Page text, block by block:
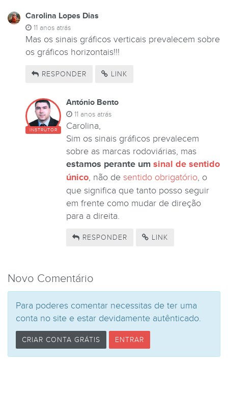
Carolina Lopes Dias
11 anos atrás
Mas os sinais gráficos verticais prevalecem sobre
os gráficos horizontais!!!
RESPONDER LINK
INSTRUTOR
António Bento
11 anos atrás
Carolina,
Sim os sinais gráficos prevalecem
sobre as marcas rodoviárias, mas
estamos perante um sinal de sentido
único, não de sentido obrigatório, o
que significa que tanto posso seguir
em frente como mudar de direção
para a direita.
RESPONDER LINK
Novo Comentário
Para poderes comentar necessitas de ter uma
conta no site e estar devidamente autênticado.
CRIAR CONTA GRÁTIS ENTRAR